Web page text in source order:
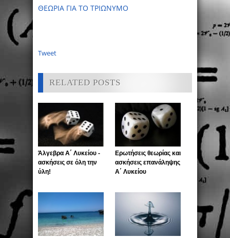
ΘΕΩΡΙΑ ΓΙΑ ΤΟ ΤΡΙΩΝΥΜΟ
Tweet
RELATED POSTS
Άλγεβρα Α΄ Λυκείου -
ασκήσεις σε όλη την
ύλη!
Ερωτήσεις θεωρίας και
ασκήσεις επανάληψης
Α΄ Λυκείου